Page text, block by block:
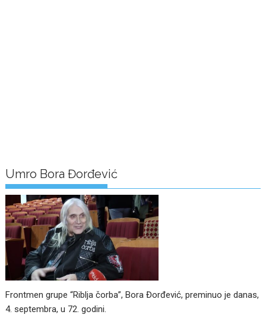
Umro Bora Đorđević
Frontmen grupe “Riblja čorba”, Bora Đorđević, preminuo je danas,
4. septembra, u 72. godini.